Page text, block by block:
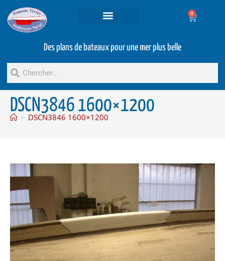
0
Des plans de bateaux pour une mer plus belle
DSCN3846 1600×1200
> DSCN3846 1600×1200